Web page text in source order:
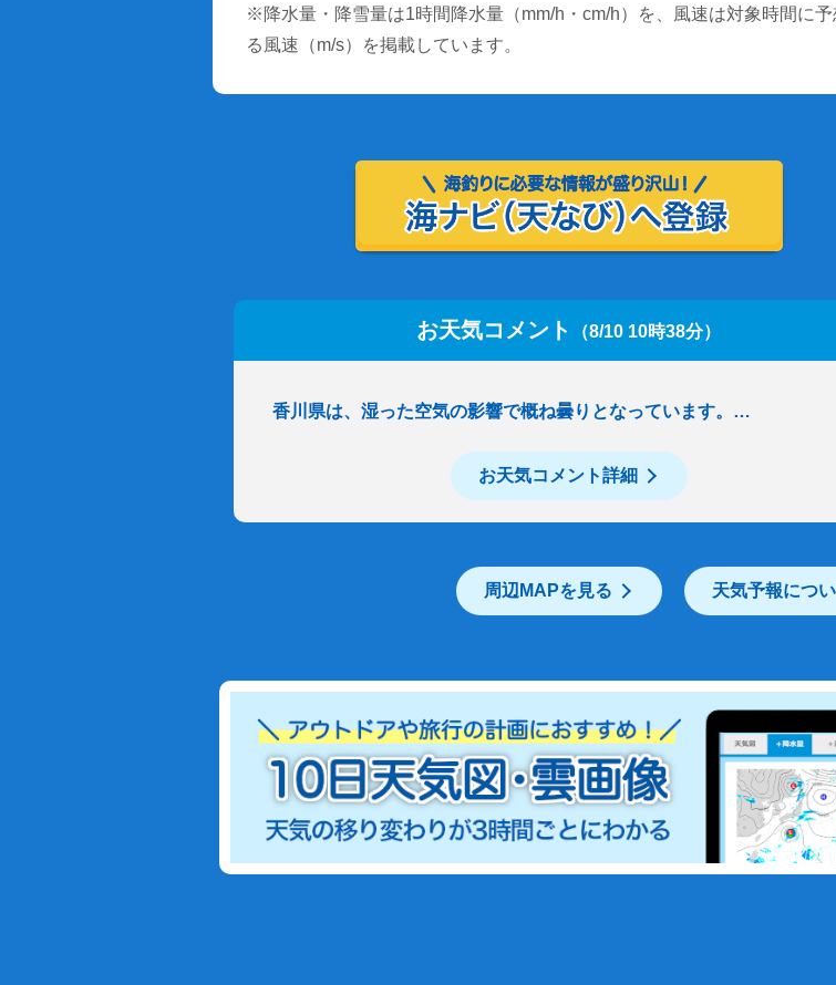
※降水量・降雪量は1時間降水量（mm/h・cm/h）を、風速は対象時間に
る風速（m/s）を掲載しています。
お天気コメント （8/10 10時38分）
香川県は、湿った空気の影響で概ね曇りとなっています。…
お天気コメント詳細
周辺MAPを見る 天気予報につ